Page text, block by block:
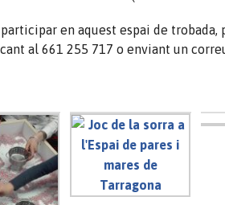
en aquest espai de trobada,
al 661 255 717 o enviant un